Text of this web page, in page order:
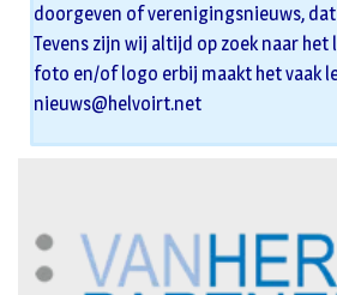
doorgeven of verenigingsnieuws,
Tevens zijn wij altijd op zoek naar het
foto en/of logo erbij maakt het vaak
nieuws@helvoirt.net